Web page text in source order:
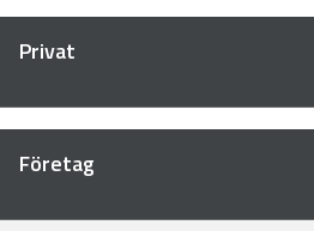
Privat
Företag